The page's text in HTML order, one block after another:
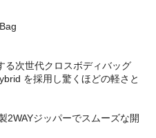
る次世代クロスボディバッグ
を採用し驚くほどの軽さと
2WAYジッパーでスムーズな開